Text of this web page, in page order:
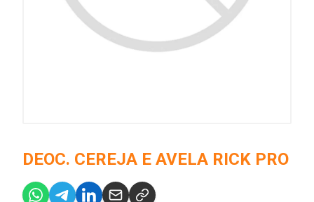
DEOC. CEREJA E AVELA RICK PRO